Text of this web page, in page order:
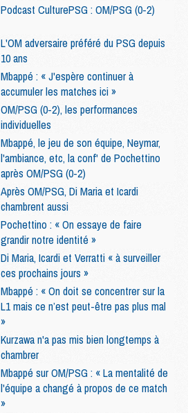
Podcast CulturePSG : OM/PSG (0-2)
L'OM adversaire préféré du PSG depuis
10 ans
Mbappé : « J'espère continuer à
accumuler les matches ici »
OM/PSG (0-2), les performances
individuelles
Mbappé, le jeu de son équipe, Neymar,
l'ambiance, etc, la conf' de Pochettino
après OM/PSG (0-2)
Après OM/PSG, Di Maria et Icardi
chambrent aussi
Pochettino : « On essaye de faire
grandir notre identité »
Di Maria, Icardi et Verratti « à surveiller
ces prochains jours »
Mbappé : « On doit se concentrer sur la
L1 mais ce n’est peut-être pas plus mal
»
Kurzawa n'a pas mis bien longtemps à
chambrer
Mbappé sur OM/PSG : « La mentalité de
l'équipe a changé à propos de ce match
»